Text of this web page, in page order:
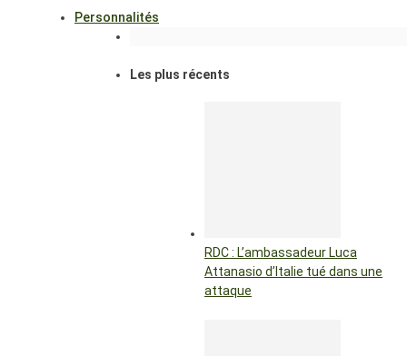
Personnalités
Les plus récents
RDC : L’ambassadeur Luca
Attanasio d’Italie tué dans une
attaque